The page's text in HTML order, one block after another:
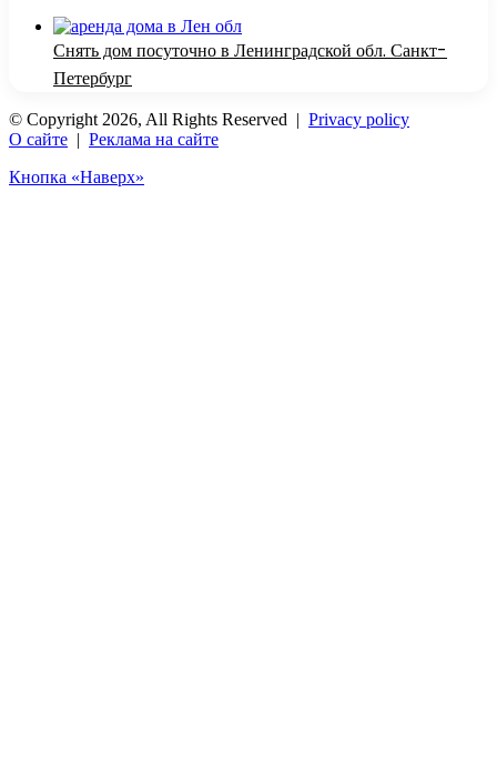
Снять дом посуточно в Ленинградской обл. Санкт-
Петербург
© Copyright 2026, All Rights Reserved | Privacy policy
О сайте | Реклама на сайте
Кнопка «Наверх»